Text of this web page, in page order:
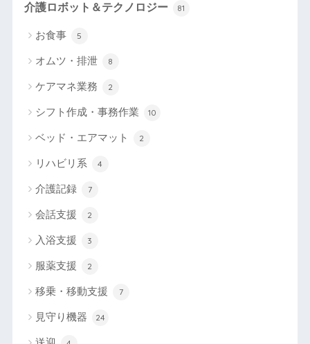
介護ロボット＆テクノロジー 81
お食事 5
オムツ・排泄 8
ケアマネ業務 2
シフト作成・事務作業 10
ベッド・エアマット 2
リハビリ系 4
介護記録 7
会話支援 2
入浴支援 3
服薬支援 2
移乗・移動支援 7
見守り機器 24